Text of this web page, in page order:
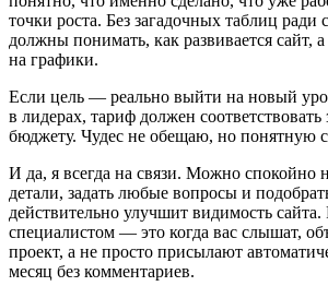
точки роста. Без загадочных таблиц
должны понимать, как развивается сайт,
на графики.
Если цель — реально выйти на новый
в лидерах, тариф должен соответствовать
бюджету. Чудес не обещаю, но понятную
И да, я всегда на связи. Можно спокойно
детали, задать любые вопросы и
действительно улучшит видимость
специалистом — это когда вас слышат,
проект, а не просто присылают
месяц без комментариев.